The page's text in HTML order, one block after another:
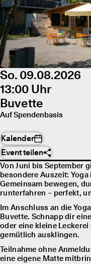
So. 09.08.2026
13:00 Uhr
Buvette
Auf Spendenbasis
Kalender
Event teilen
Von Juni bis September
besondere Auszeit:
Gemeinsam bewegen,
runterfahren – perfekt,
Im Anschluss an die
Buvette. Schnapp dir
oder eine kleine
gemütlich ausklingen.
Teilnahme ohne
eine eigene Matte